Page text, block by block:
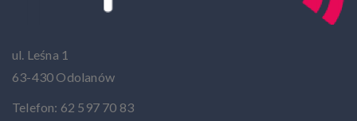
ul. Leśna 1
63-430 Odolanów
Telefon: 62 597 70 83